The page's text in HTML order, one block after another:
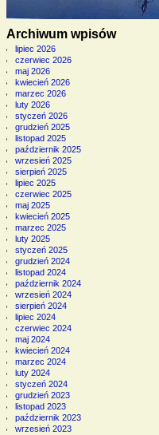
Archiwum wpisów
lipiec 2026
czerwiec 2026
maj 2026
kwiecień 2026
marzec 2026
luty 2026
styczeń 2026
grudzień 2025
listopad 2025
październik 2025
wrzesień 2025
sierpień 2025
lipiec 2025
czerwiec 2025
maj 2025
kwiecień 2025
marzec 2025
luty 2025
styczeń 2025
grudzień 2024
listopad 2024
październik 2024
wrzesień 2024
sierpień 2024
lipiec 2024
czerwiec 2024
maj 2024
kwiecień 2024
marzec 2024
luty 2024
styczeń 2024
grudzień 2023
listopad 2023
październik 2023
wrzesień 2023